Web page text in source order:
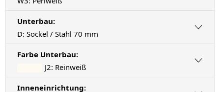
Unterbau:
D: Sockel / Stahl 70 mm
Farbe Unterbau:
J2: Reinweiß
Inneneinrichtung: